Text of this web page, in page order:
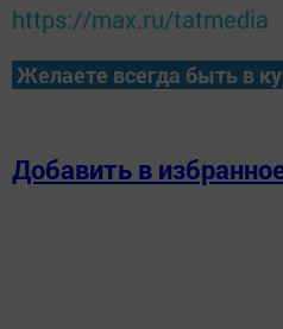
https://max.ru/tatmedia
Желаете всегда быть в
Добавить в